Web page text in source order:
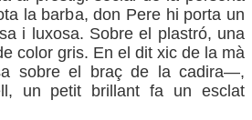
la barba, don Pere hi porta un
i luxosa. Sobre el plastró, una
color gris. En el dit xic de la mà
sobre el braç de la cadira—,
un petit brillant fa un esclat